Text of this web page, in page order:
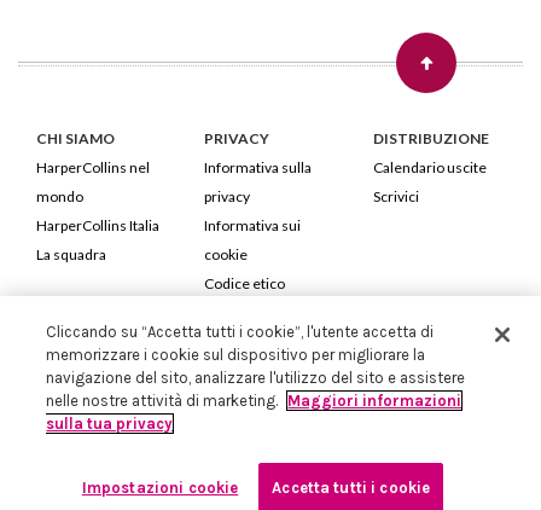
CHI SIAMO
HarperCollins nel
mondo
HarperCollins Italia
La squadra
PRIVACY
Informativa sulla
privacy
Informativa sui
cookie
Codice etico
DISTRIBUZIONE
Calendario uscite
Scrivici
HarperCollins Italia S.p.A. Viale Monte Nero, 84 - 20135 Milano
Cod. Fiscale e P.IVA 05946780151 - Capitale Sociale 258.250 €
Iscritta in Milano al Registro delle imprese nr.198004 e REA nr.1051898
Cliccando su “Accetta tutti i cookie”, l'utente accetta di
memorizzare i cookie sul dispositivo per migliorare la
navigazione del sito, analizzare l'utilizzo del sito e assistere
nelle nostre attività di marketing. Maggiori informazioni
sulla tua privacy
Impostazioni cookie Accetta tutti i cookie